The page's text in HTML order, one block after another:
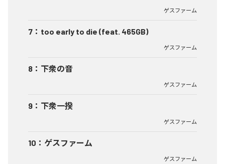
ゲスファーム
7 ： too early to die (feat. 465GB)
ゲスファーム
8 ： 下衆の音
ゲスファーム
9 ： 下衆一揆
ゲスファーム
10 ： ゲスファーム
ゲスファーム